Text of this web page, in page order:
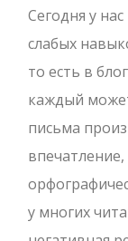
Сегодня у
слабых
то есть в
каждый
письма
у многих